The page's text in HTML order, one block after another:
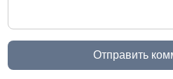
Отправить